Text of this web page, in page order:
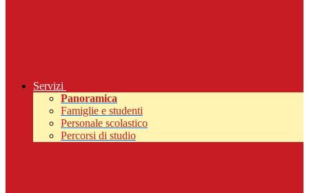
Servizi
Panoramica
Famiglie e studenti
Personale scolastico
Percorsi di studio